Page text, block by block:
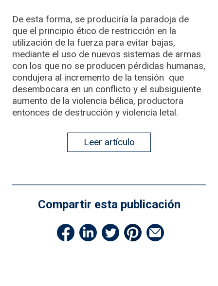
De esta forma, se produciría la paradoja de
que el principio ético de restricción en la
utilización de la fuerza para evitar bajas,
mediante el uso de nuevos sistemas de armas
con los que no se producen pérdidas humanas,
condujera al incremento de la tensión que
desembocara en un conflicto y el subsiguiente
aumento de la violencia bélica, productora
entonces de destrucción y violencia letal.
Leer artículo
Compartir esta publicación